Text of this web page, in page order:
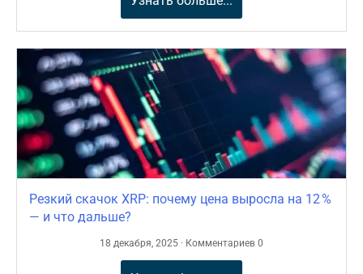
Резкий скачок XRP: почему цена выросла на 12 %
— и что дальше?
18 декабря, 2025 · Комментариев 0